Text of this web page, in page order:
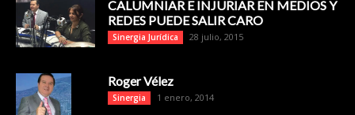
CALUMNIAR E INJURIAR EN MEDIOS Y
REDES PUEDE SALIR CARO
Sinergia Jurídica 28 julio, 2015
Roger Vélez
Sinergia 1 enero, 2014